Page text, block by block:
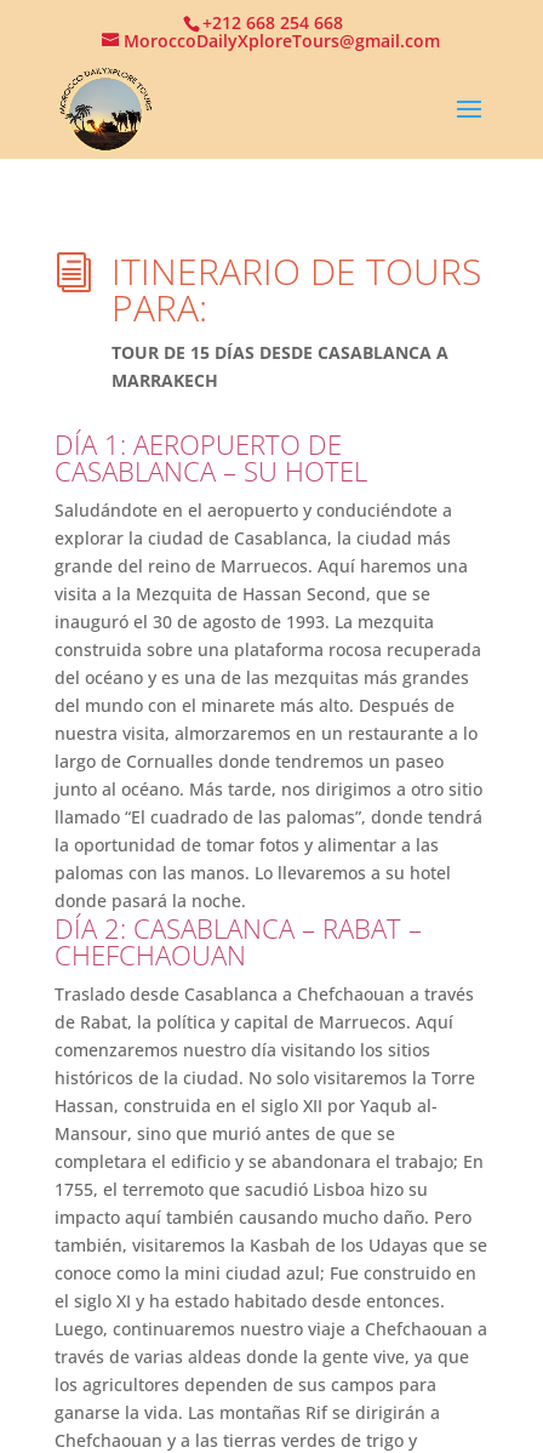
+212 668 254 668
MoroccoDailyXploreTours@gmail.com
i ITINERARIO DE TOURS
PARA:
TOUR DE 15 DÍAS DESDE CASABLANCA A
MARRAKECH
DÍA 1: AEROPUERTO DE
CASABLANCA – SU HOTEL
Saludándote en el aeropuerto y conduciéndote a
explorar la ciudad de Casablanca, la ciudad más
grande del reino de Marruecos. Aquí haremos una
visita a la Mezquita de Hassan Second, que se
inauguró el 30 de agosto de 1993. La mezquita
construida sobre una plataforma rocosa recuperada
del océano y es una de las mezquitas más grandes
del mundo con el minarete más alto. Después de
nuestra visita, almorzaremos en un restaurante a lo
largo de Cornualles donde tendremos un paseo
junto al océano. Más tarde, nos dirigimos a otro sitio
llamado “El cuadrado de las palomas”, donde tendrá
la oportunidad de tomar fotos y alimentar a las
palomas con las manos. Lo llevaremos a su hotel
donde pasará la noche.
DÍA 2: CASABLANCA – RABAT –
CHEFCHAOUAN
Traslado desde Casablanca a Chefchaouan a través
de Rabat, la política y capital de Marruecos. Aquí
comenzaremos nuestro día visitando los sitios
históricos de la ciudad. No solo visitaremos la Torre
Hassan, construida en el siglo XII por Yaqub al-
Mansour, sino que murió antes de que se
completara el edificio y se abandonara el trabajo; En
1755, el terremoto que sacudió Lisboa hizo su
impacto aquí también causando mucho daño. Pero
también, visitaremos la Kasbah de los Udayas que se
conoce como la mini ciudad azul; Fue construido en
el siglo XI y ha estado habitado desde entonces.
Luego, continuaremos nuestro viaje a Chefchaouan a
través de varias aldeas donde la gente vive, ya que
los agricultores dependen de sus campos para
ganarse la vida. Las montañas Rif se dirigirán a
Chefchaouan y a las tierras verdes de trigo y